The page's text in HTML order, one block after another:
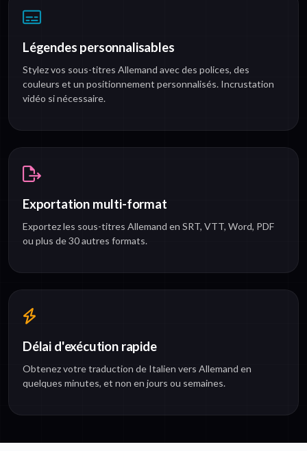
Légendes personnalisables
Stylez vos sous-titres Allemand avec des polices, des
couleurs et un positionnement personnalisés. Incrustation
vidéo si nécessaire.
Exportation multi-format
Exportez les sous-titres Allemand en SRT, VTT, Word, PDF
ou plus de 30 autres formats.
Délai d'exécution rapide
Obtenez votre traduction de Italien vers Allemand en
quelques minutes, et non en jours ou semaines.